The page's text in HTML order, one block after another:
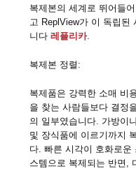
복제본의 세계로 뛰어들
고 ReplView가 이 독립된
니다레플리카.
복제본 정렬:
복제품은 강력한 소매 비
을 찾는 사람들보다 결정
의 일부였습니다. 가방이
및 장식품에 이르기까지
다. 빠른 시각이 호화로운
스템으로 복제되는 반면,